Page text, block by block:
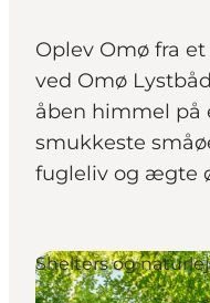
Oplevelser
Overnatning
Planlæg ferien
Oplev Omø fra
ved Omø
åben himmel på
smukkeste
fugleliv og ægte
Shelters og